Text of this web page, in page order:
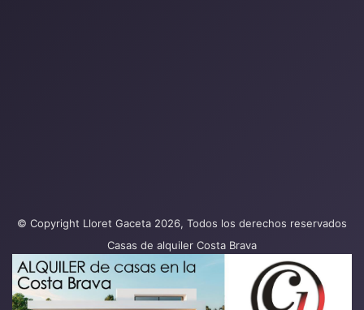
© Copyright Lloret Gaceta 2026, Todos los derechos reservados
Casas de alquiler Costa Brava